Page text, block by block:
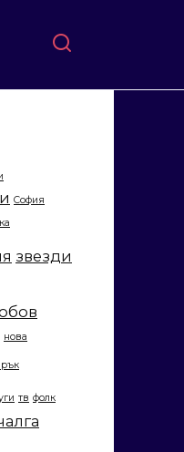
София
звезди
нова
тв фолк